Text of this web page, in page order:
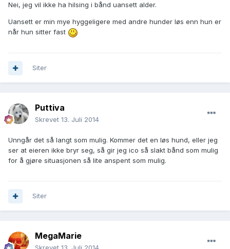
Nei, jeg vil ikke ha hilsing i bånd uansett alder.
Uansett er min mye hyggeligere med andre hunder løs enn hun er
når hun sitter fast
Siter
Puttiva
Skrevet 13. Juli 2014
Unngår det så langt som mulig. Kommer det en løs hund, eller jeg
ser at eieren ikke bryr seg, så gir jeg ico så slakt bånd som mulig
for å gjøre situasjonen så lite anspent som mulig.
Siter
MegaMarie